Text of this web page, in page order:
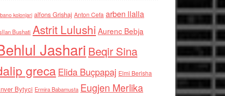
kolonjari alfons Grishaj Anton Cefa arben llalla
Bushati Astrit Lulushi Aurenc Bebja
Jashari Beqir Sina
grecaElida Buçpapaj Elmi Berisha
Bytyci Ermira Babamusta Eugjen Merlika